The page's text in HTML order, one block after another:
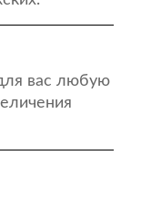
вас любую